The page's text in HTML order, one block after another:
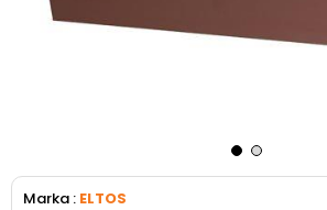
Marka : ELTOS